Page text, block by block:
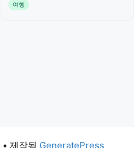
여행
• 제작됨 GeneratePress